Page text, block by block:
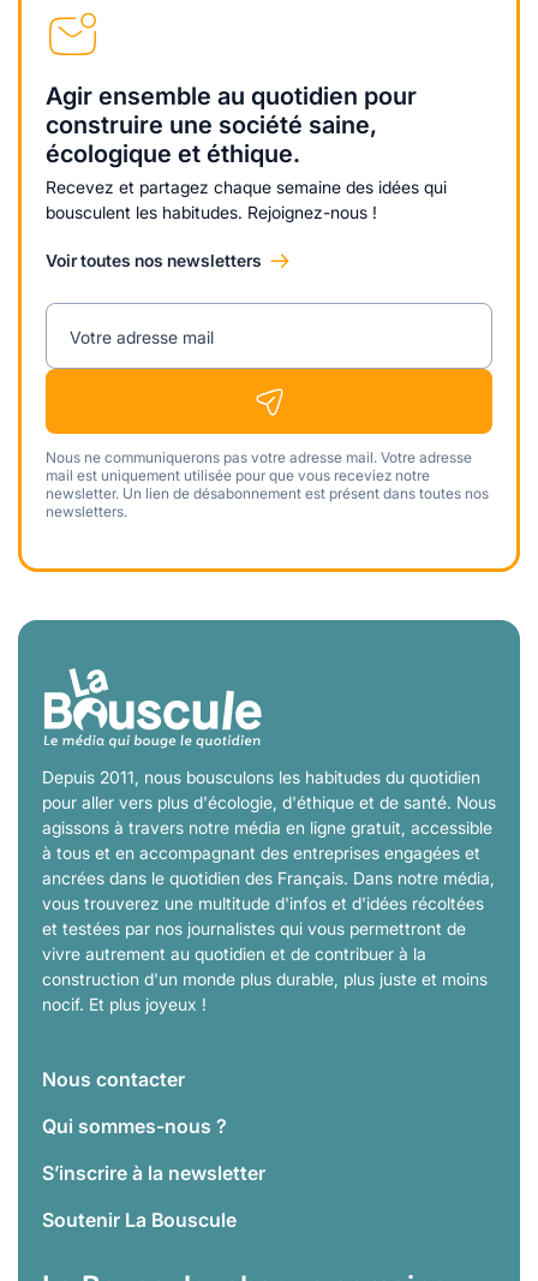
Agir ensemble au quotidien pour
construire une société saine,
écologique et éthique.
Recevez et partagez chaque semaine des idées qui
bousculent les habitudes. Rejoignez-nous !
Voir toutes nos newsletters
Votre adresse mail
Nous ne communiquerons pas votre adresse mail. Votre adresse
mail est uniquement utilisée pour que vous receviez notre
newsletter. Un lien de désabonnement est présent dans toutes nos
newsletters.
Depuis 2011, nous bousculons les habitudes du quotidien
pour aller vers plus d'écologie, d'éthique et de santé. Nous
agissons à travers notre média en ligne gratuit, accessible
à tous et en accompagnant des entreprises engagées et
ancrées dans le quotidien des Français. Dans notre média,
vous trouverez une multitude d'infos et d'idées récoltées
et testées par nos journalistes qui vous permettront de
vivre autrement au quotidien et de contribuer à la
construction d'un monde plus durable, plus juste et moins
nocif. Et plus joyeux !
Nous contacter
Qui sommes-nous ?
S’inscrire à la newsletter
Soutenir La Bouscule